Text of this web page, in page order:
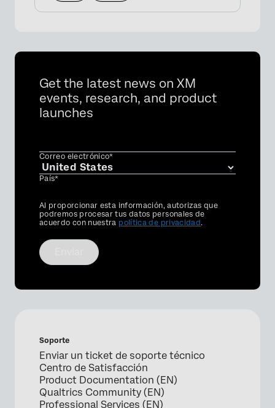
Get the latest news on XM
events, research, and product
launches
Correo electrónico*
País*
Privacy
Optin
Al proporcionar esta información, autorizas que
podremos procesar tus datos personales de
acuerdo con nuestra política de privacidad.
Soporte
Enviar un ticket de soporte técnico
Centro de Satisfacción
Product Documentation (EN)
Qualtrics Community (EN)
Professional Services (EN)